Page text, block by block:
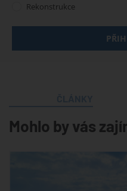
Rekonstrukce
Mohlo by vás